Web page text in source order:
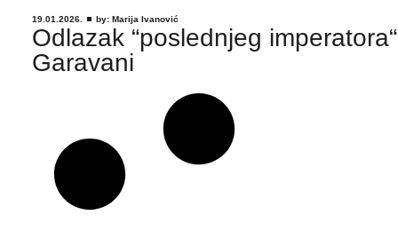
19.01.2026. by: Marija Ivanović
Odlazak “poslednjeg
Garavani